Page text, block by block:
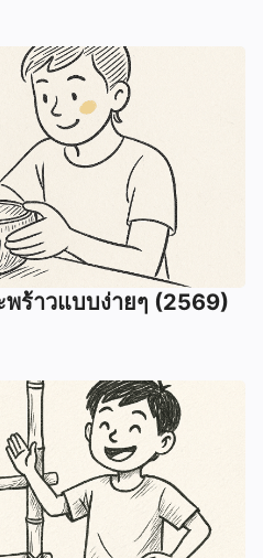
พร้าวแบบง่ายๆ (2569)